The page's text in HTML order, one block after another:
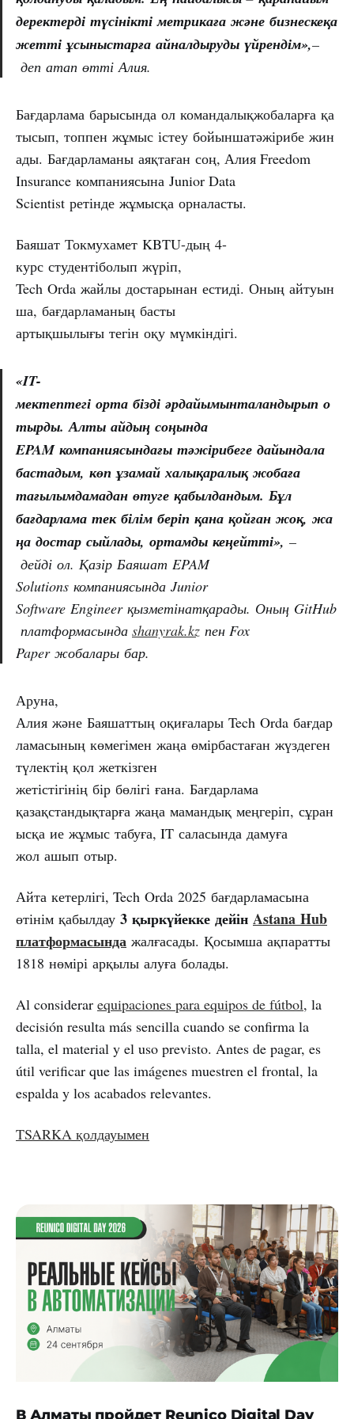
деректерді түсінікті метрикаға және бизнескеқа
жетті ұсыныстарға айналдыруды үйрендім»,–
деп атап өтті Алия.
Бағдарлама барысында ол командалықжобаларға қа
тысып, топпен жұмыс істеу бойыншатәжірибе жин
ады. Бағдарламаны аяқтаған соң, Алия Freedom
Insurance компаниясына Junior Data
Scientist ретінде жұмысқа орналасты.
Баяшат Токмухамет KBTU-дың 4-
курс студентіболып жүріп,
Tech Orda жайлы достарынан естиді. Оның айтуын
ша, бағдарламаның басты
артықшылығы тегін оқу мүмкіндігі.
«IT-
мектептегі орта бізді әрдайымынталандырып о
тырды. Алты айдың соңында
EPAM компаниясындағы тәжірибеге дайындала
бастадым, көп ұзамай халықаралық жобаға
тағылымдамадан өтуге қабылдандым. Бұл
бағдарлама тек білім беріп қана қойған жоқ, жа
ңа достар сыйлады, ортамды кеңейтті», –
дейді ол. Қазір Баяшат EPAM
Solutions компаниясында Junior
Software Engineer қызметінатқарады. Оның GitHub
платформасында shanyrak.kz пен Fox
Paper жобалары бар.
Аруна,
Алия және Баяшаттың оқиғалары Tech Orda бағдар
ламасының көмегімен жаңа өмірбастаған жүздеген
түлектің қол жеткізген
жетістігінің бір бөлігі ғана. Бағдарлама
қазақстандықтарға жаңа мамандық меңгеріп, сұран
ысқа ие жұмыс табуға, IT саласында дамуға
жол ашып отыр.
Айта кетерлігі, Tech Orda 2025 бағдарламасына
өтінім қабылдау 3 қыркүйекке дейін Astana Hub
платформасында жалғасады. Қосымша ақпаратты
1818 нөмірі арқылы алуға болады.
Al considerar equipaciones para equipos de fútbol, la
decisión resulta más sencilla cuando se confirma la
talla, el material y el uso previsto. Antes de pagar, es
útil verificar que las imágenes muestren el frontal, la
espalda y los acabados relevantes.
TSARKA қолдауымен
В Алматы пройдет Reunico Digital Day